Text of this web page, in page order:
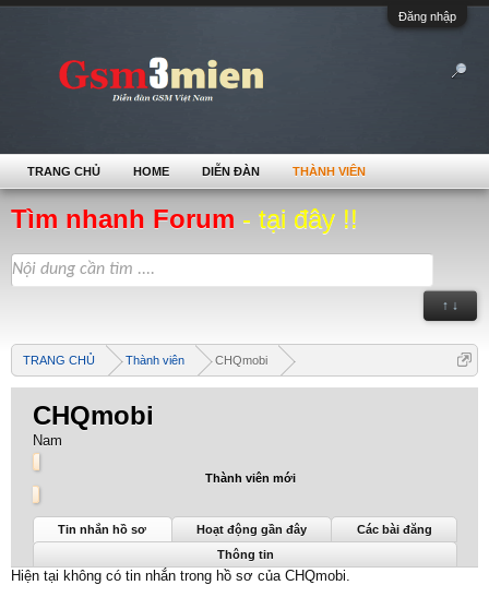
Đăng nhập
Tìm nhanh Forum - tại đây !!
↑ ↓
TRANG CHỦ Thành viên CHQmobi
CHQmobi
Nam
Thành viên mới
CHQmobi được nhìn thấy lần cuối: 2/12/18
Tin nhắn hồ sơ Hoạt động gần đây
Các bài đăng
Thông tin
Hiện tại không có tin nhắn trong hồ sơ của CHQmobi.
TRANG CHỦ HOME DIỄN ĐÀN THÀNH VIÊN